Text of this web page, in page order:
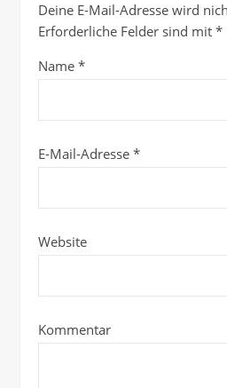
Deine E-Mail-Adresse wird
Erforderliche Felder sind mit *
Name *
E-Mail-Adresse *
Website
Kommentar